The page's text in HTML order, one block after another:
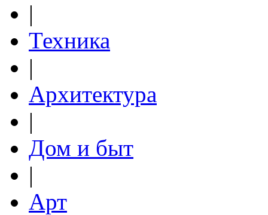
|
Техника
|
Архитектура
|
Дом и быт
|
Арт